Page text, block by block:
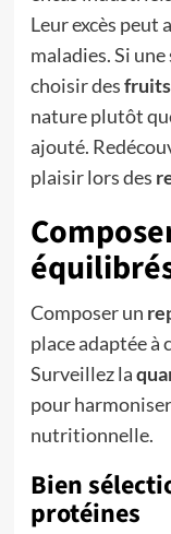
Leur excès peut
maladies. Si
choisir des
nature plutôt
ajouté.
plaisir lors des
Composer un
place adaptée à
Surveillez la
pour
nutritionnelle.
Bien
protéines